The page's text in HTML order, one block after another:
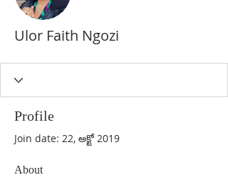
Ulor Faith Ngozi
Profile
Join date: 22, అక్టో 2019
About